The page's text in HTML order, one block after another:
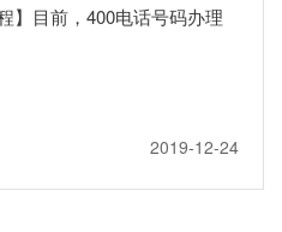
】目前，400电话号码办理
2019-12-24